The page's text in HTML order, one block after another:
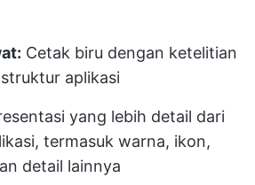
Cetak biru dengan ketelitian
aplikasi
yang lebih detail dari
termasuk warna, ikon,
detail lainnya